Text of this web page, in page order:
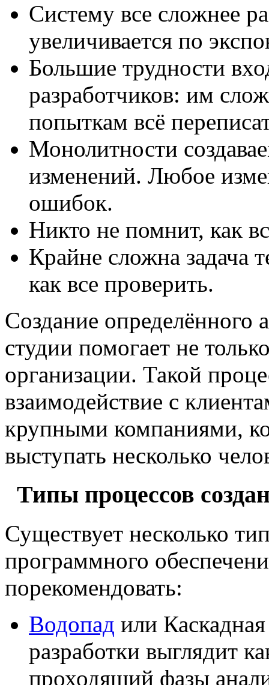
Систему все сложнее
увеличивается по
Большие трудности
разработчиков: им
попыткам всё
Монолитности
изменений. Любое
ошибок.
Никто не помнит, как
Крайне сложна задача
как все проверить.
Создание определённого
студии помогает не
организации. Такой
взаимодействие с
крупными компаниями,
выступать несколько
Типы процессов
Существует несколько
программного
порекомендовать:
Водопад или
разработки выглядит
проходящий фазы